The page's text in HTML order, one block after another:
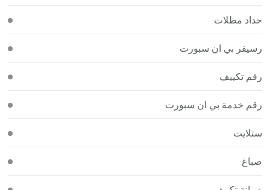
حداد مظلات
رسيفر بي ان سبورت
رقم تكييف
رقم خدمة بي ان سبورت
ستلايت
صباغ